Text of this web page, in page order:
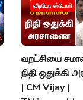
வீடியோ ஸ்டோரி
வறட்சியை
நிதி ஒதுக்கி
| CM Vijay |